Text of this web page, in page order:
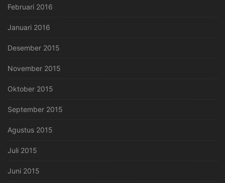
Februari 2016
Januari 2016
Desember 2015
November 2015
Oktober 2015
September 2015
Agustus 2015
Juli 2015
Juni 2015